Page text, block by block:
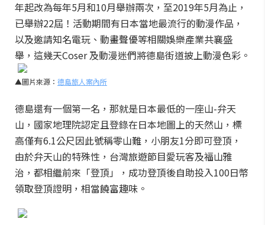
年起改為每年5月和10月舉辦兩次，至2019年5月為止，
已舉辦22屆！活動期間有日本當地最流行的動漫作品，
以及邀請知名電玩、動畫聲優等相關娛樂產業共襄盛
舉，這幾天Coser 及動漫迷們將德島街道披上動漫色彩。
▲圖片來源： 德島旅人案內所
德島還有一個第一名，那就是日本最低的一座山-弁天
山，國家地理院認定且登錄在日本地圖上的天然山，標
高僅有6.1公尺因此號稱零山難，小朋友1分即可登頂，
由於弁天山的特殊性，台灣旅遊節目愛玩客及福山雅
治，都相繼前來「登頂」，成功登頂後自助投入100日幣
領取登頂證明，相當饒富趣味。